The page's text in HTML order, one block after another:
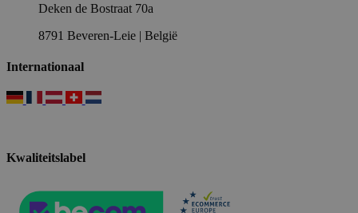
Deken de Bostraat 70a
8791 Beveren-Leie | België
Internationaal
Kwaliteitslabel